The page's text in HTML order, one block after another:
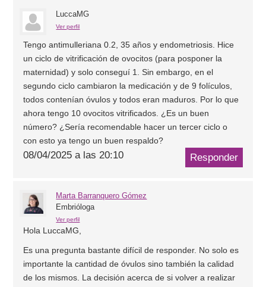
LuccaMG
Ver perfil
Tengo antimulleriana 0.2, 35 años y endometriosis. Hice
un ciclo de vitrificación de ovocitos (para posponer la
maternidad) y solo conseguí 1. Sin embargo, en el
segundo ciclo cambiaron la medicación y de 9 folículos,
todos contenían óvulos y todos eran maduros. Por lo que
ahora tengo 10 ovocitos vitrificados. ¿Es un buen
número? ¿Sería recomendable hacer un tercer ciclo o
con esto ya tengo un buen respaldo?
08/04/2025 a las 20:10 Responder
Marta Barranquero Gómez
Embrióloga
Ver perfil
Hola LuccaMG,
Es una pregunta bastante difícil de responder. No solo es
importante la cantidad de óvulos sino también la calidad
de los mismos. La decisión acerca de si volver a realizar